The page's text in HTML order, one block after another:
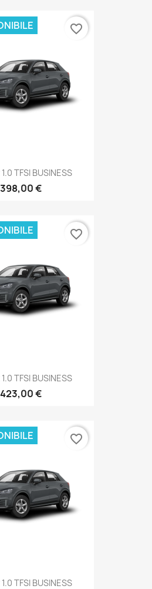
TFSI BUSINESS
398,00 €
favorite_border
TFSI BUSINESS
423,00 €
favorite_border
TFSI BUSINESS
favorite_border